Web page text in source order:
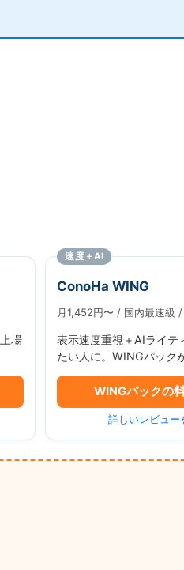
場
速度＋AI
ConoHa WING
月1,452円〜 / 国内最速級
表示速度重視＋AIライテ
たい人に。WINGパック
WINGパックの
詳しいレビュー